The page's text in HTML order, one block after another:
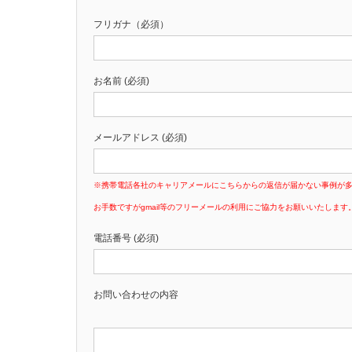
フリガナ（必須）
お名前 (必須)
メールアドレス (必須)
※携帯電話各社のキャリアメールにこちらからの返信が届かない事例が多
お手数ですがgmail等のフリーメールの利用にご協力をお願いいたします。
電話番号 (必須)
お問い合わせの内容